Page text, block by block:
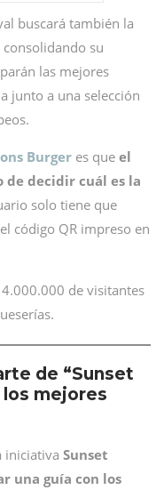
buscará también la
consolidando su
las mejores
junto a una selección
Burger es que el
de decidir cuál es la
solo tiene que
código QR impreso en
de visitantes
de “Sunset
mejores
iniciativa Sunset
una guía con los